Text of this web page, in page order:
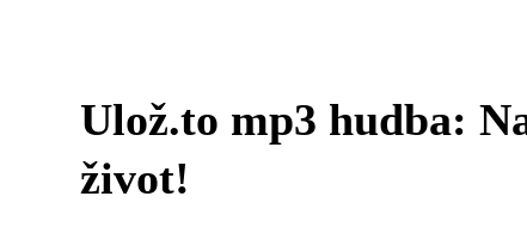
Ulož.to mp3 hudba:
život!